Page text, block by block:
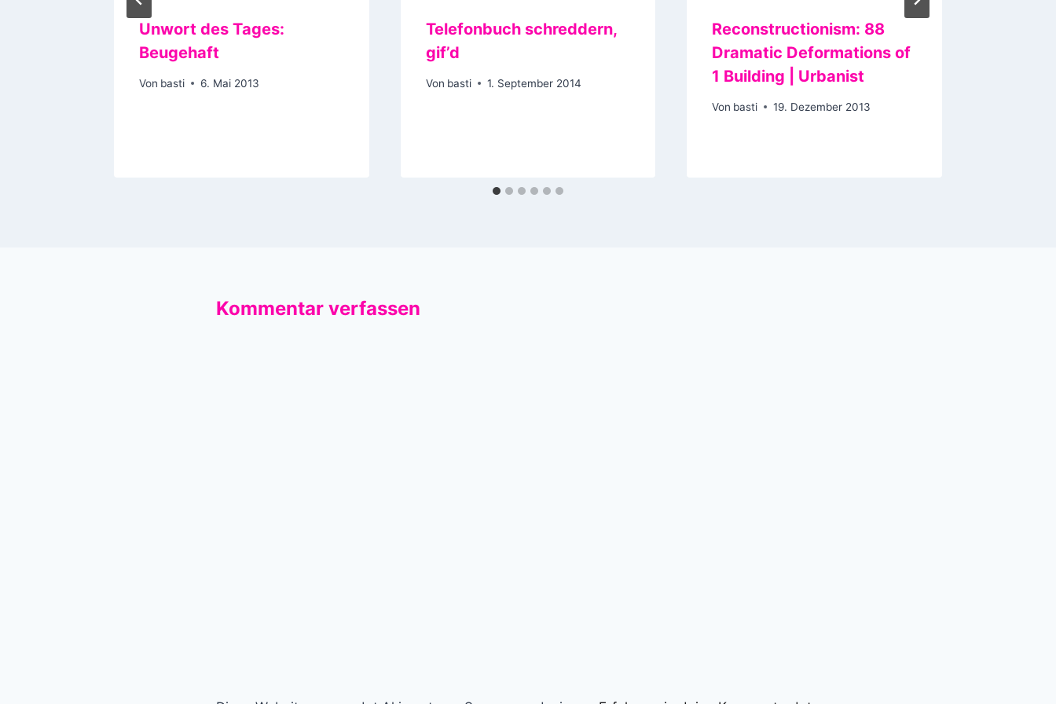
Unwort des Tages:
Beugehaft
Von basti 6. Mai 2013
Telefonbuch schreddern,
gif’d
Von basti 1. September 2014
Reconstructionism: 88
Dramatic Deformations of
1 Building | Urbanist
Von basti 19. Dezember 2013
Kommentar verfassen